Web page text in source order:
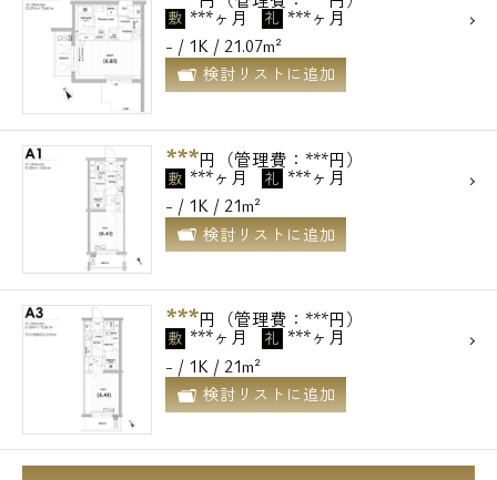
敷 ***ヶ月 礼 ***ヶ月
- / 1K / 21.07m²
検討リストに追加
***円（管理費：***円）
敷 ***ヶ月 礼 ***ヶ月
- / 1K / 21m²
検討リストに追加
***円（管理費：***円）
敷 ***ヶ月 礼 ***ヶ月
- / 1K / 21m²
検討リストに追加